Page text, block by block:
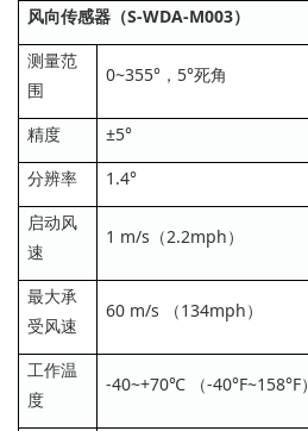
风向传感器（S-WDA-M003）
测量范
围
0~355°，5°死角
精度
±5°
分辨率
1.4°
启动风
速
1 m/s（2.2mph）
最大承
受风速
60 m/s （134mph）
工作温
度
-40~+70℃ （-40°F~158°F）